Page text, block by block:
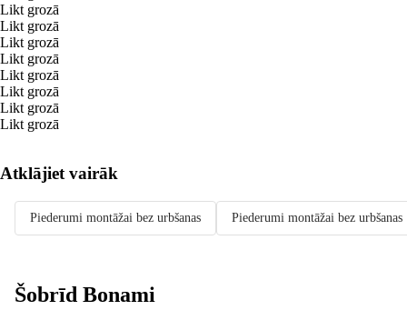
Likt grozā
Likt grozā
Likt grozā
Likt grozā
Likt grozā
Likt grozā
Likt grozā
Likt grozā
Atklājiet vairāk
Piederumi montāžai bez urbšanas Piederumi montāžai bez urbšanas
Šobrīd Bonami